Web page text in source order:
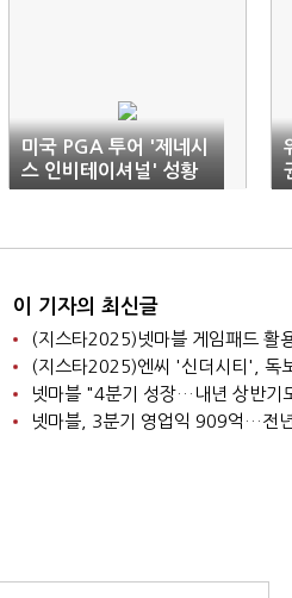
미국 PGA 투어 '제네시
스 인비테이셔널' 성황
리 마쳐
이 기자의 최신글
(지스타2025)넷마블 게임패드
(지스타2025)엔씨 '신더시티', 독
넷마블 "4분기 성장…내년 상반기
넷마블, 3분기 영업익 909억…전